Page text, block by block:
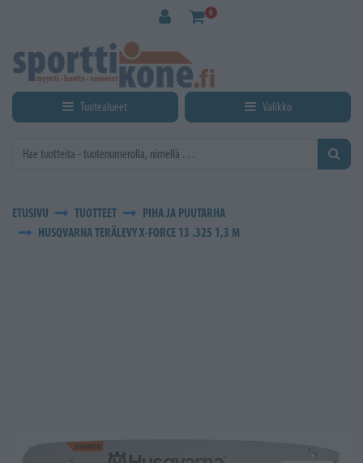
0
Tuotealueet Valikko
ETUSIVU TUOTTEET
PIHA JA PUUTARHA
HUSQVARNA TERÄLEVY X-FORCE 13 .325 1,3 M